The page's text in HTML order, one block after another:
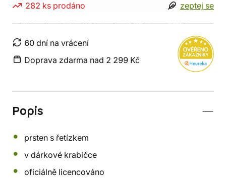
282 ks prodáno zeptej se
60 dní na vrácení
Doprava zdarma nad 2 299 Kč
Popis
prsten s řetízkem
v dárkové krabičce
oficiálně licencováno